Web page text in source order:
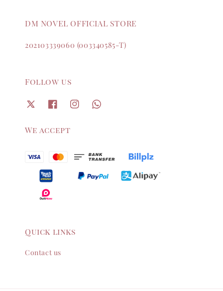
DM NOVEL OFFICIAL STORE
202103339060 (003340585-T)
Follow us
We accept
Quick links
Contact us